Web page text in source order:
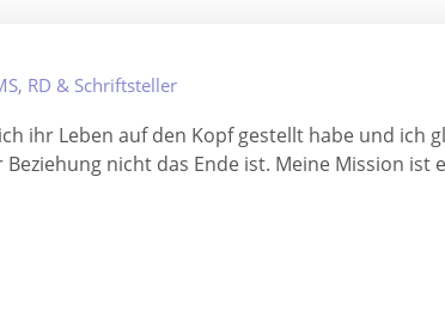
RD & Schriftsteller
ihr Leben auf den Kopf gestellt habe und ich
nicht das Ende ist. Meine Mission